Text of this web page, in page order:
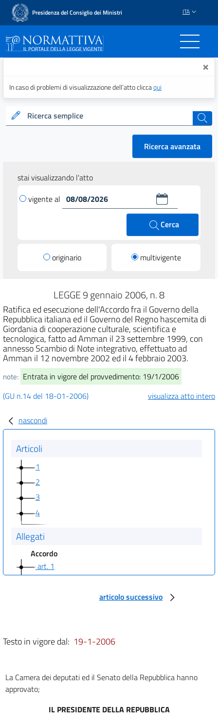
Presidenza del Consiglio dei Ministri ITA
Normattiva - Il portale ×
In caso di problemi di visualizzazione dell’atto cliccaqui
Ricerca semplice cerca
Ricerca avanzata
stai visualizzando l'atto
vigente al
Cerca
originario multivigente
LEGGE 9 gennaio 2006, n. 8
Ratifica ed esecuzione dell'Accordo fra il Governo della
Repubblica italiana ed il Governo del Regno hascemita di
Giordania di cooperazione culturale, scientifica e
tecnologica, fatto ad Amman il 23 settembre 1999, con
annesso Scambio di Note integrativo, effettuato ad
Amman il 12 novembre 2002 ed il 4 febbraio 2003.
note: Entrata in vigore del provvedimento: 19/1/2006
(GU n.14 del 18-01-2006)
visualizza atto intero
nascondi
Articoli
1
2
3
4
Allegati
Accordo
art. 1
art. 6
art. 8
art. 9
articolo successivo
Testo in vigore dal: 19-1-2006
La Camera dei deputati ed il Senato della Repubblica hanno
approvato;
IL PRESIDENTE DELLA REPUBBLICA